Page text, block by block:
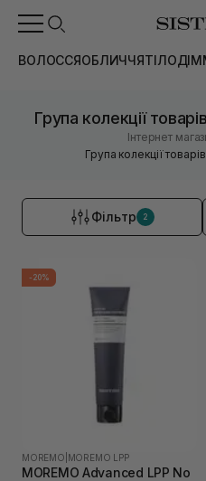
ВОЛОССЯОБЛИЧЧЯТІЛОДІМ
Група колекції
Інтернет
Група колекції
Фільтр 2
-20%
MOREMO MOREMO LPP
MOREMO Advanced LPP No